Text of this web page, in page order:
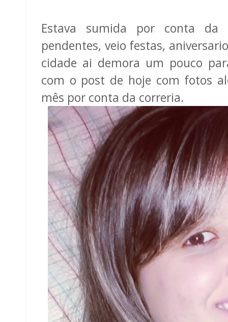
Estava sumida por conta da
pendentes, veio festas,
cidade ai demora um pouco
com o post de hoje com fotos
mês por conta da correria.